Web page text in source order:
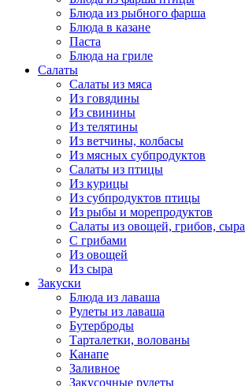
Блюда из рыбного фарша
Блюда в казане
Паста
Блюда на гриле
Салаты
Салаты из мяса
Из говядины
Из свинины
Из телятины
Из ветчины, колбасы
Из мясных субпродуктов
Салаты из птицы
Из курицы
Из субпродуктов птицы
Из рыбы и морепродуктов
Салаты из овощей, грибов, сыра
С грибами
Из овощей
Из сыра
Закуски
Блюда из лаваша
Рулеты из лаваша
Бутерброды
Тарталетки, волованы
Канапе
Заливное
Закусочные рулеты